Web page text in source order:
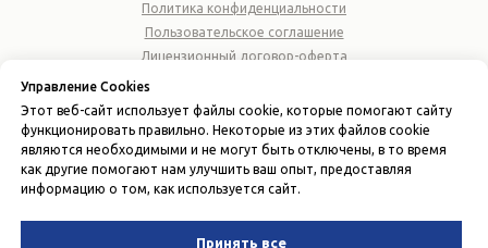
Политика конфиденциальности
Пользовательское соглашение
Лицензионный договор-оферта
ИНН 310677164
Вернуться наверх
Управление Cookies
Этот веб-сайт использует файлы cookie, которые помогают сайту
функционировать правильно. Некоторые из этих файлов cookie
являются необходимыми и не могут быть отключены, в то время
как другие помогают нам улучшить ваш опыт, предоставляя
информацию о том, как используется сайт.
Принять все